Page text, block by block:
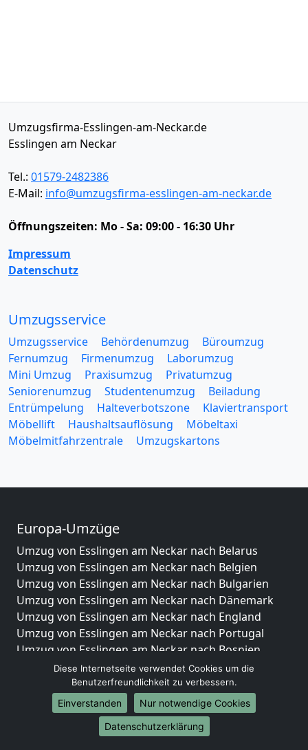
Umzugsfirma-Esslingen-am-Neckar.de
Esslingen am Neckar
Tel.: 01579-2482386
E-Mail: info@umzugsfirma-esslingen-am-neckar.de
Öffnungszeiten: Mo - Sa: 09:00 - 16:30 Uhr
Impressum
Datenschutz
Umzugsservice
Umzugsservice Behördenumzug
Büroumzug
Fernumzug
Firmenumzug
Laborumzug
Mini Umzug
Praxisumzug
Privatumzug
Seniorenumzug
Studentenumzug
Beiladung
Entrümpelung
Halteverbotszone
Klaviertransport
Möbellift
Haushaltsauflösung
Möbeltaxi
Möbelmitfahrzentrale
Umzugskartons
Europa-Umzüge
Umzug von Esslingen am Neckar nach Belarus
Umzug von Esslingen am Neckar nach Belgien
Umzug von Esslingen am Neckar nach Bulgarien
Umzug von Esslingen am Neckar nach Dänemark
Umzug von Esslingen am Neckar nach England
Umzug von Esslingen am Neckar nach Portugal
Umzug von Esslingen am Neckar nach Bosnien
und Herzegowina
Umzug von Esslingen am Neckar nach Irland
Umzug von Esslingen am Neckar nach Lettland
Umzug von Esslingen am Neckar nach Zypern
Umzug von Esslingen am Neckar nach Kroatien
Diese Internetseite verwendet Cookies um die
Benutzerfreundlichkeit zu verbessern.
Einverstanden
Nur notwendige Cookies
Datenschutzerklärung